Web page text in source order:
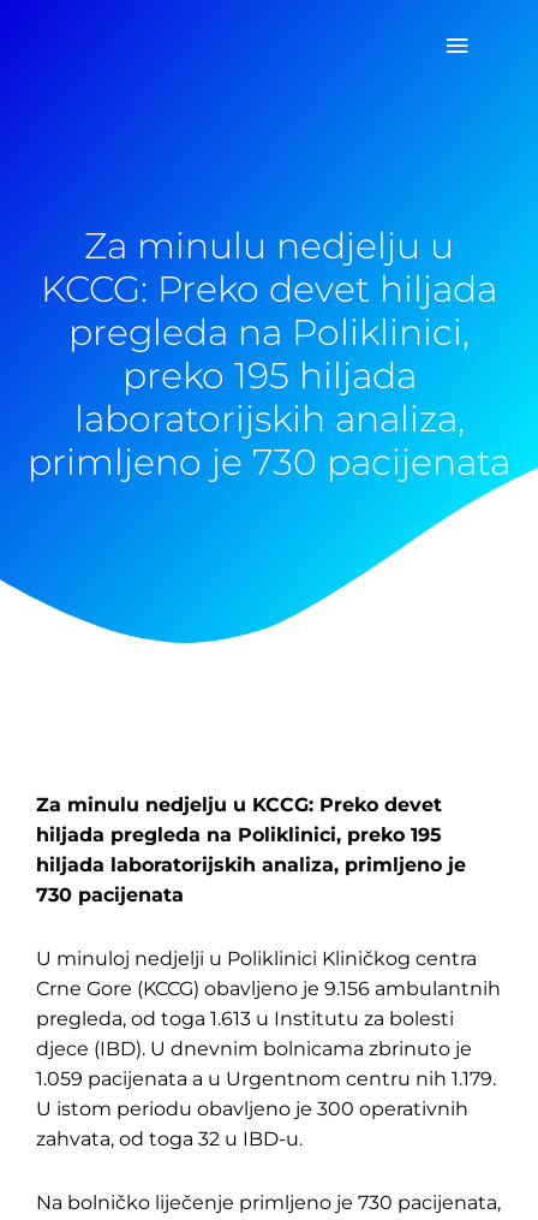
Glavni
Za minulu nedjelju u
KCCG: Preko devet hiljada
pregleda na Poliklinici,
preko 195 hiljada
laboratorijskih analiza,
primljeno je 730 pacijenata
Za minulu nedjelju u KCCG: Preko devet
hiljada pregleda na Poliklinici, preko 195
hiljada laboratorijskih analiza, primljeno je
730 pacijenata
U minuloj nedjelji u Poliklinici Kliničkog centra
Crne Gore (KCCG) obavljeno je 9.156 ambulantnih
pregleda, od toga 1.613 u Institutu za bolesti
djece (IBD). U dnevnim bolnicama zbrinuto je
1.059 pacijenata a u Urgentnom centru nih 1.179.
U istom periodu obavljeno je 300 operativnih
zahvata, od toga 32 u IBD-u.
Na bolničko liječenje primljeno je 730 pacijenata,